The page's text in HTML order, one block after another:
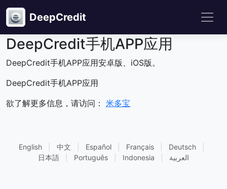
DeepCredit
DeepCredit手机APP应用
DeepCredit手机APP应用安卓版、iOS版。
DeepCredit手机APP应用
欲了解更多信息，请访问： 米多宝
English 中文 Español Français Deutsch
日本語
Português Indonesia العربية